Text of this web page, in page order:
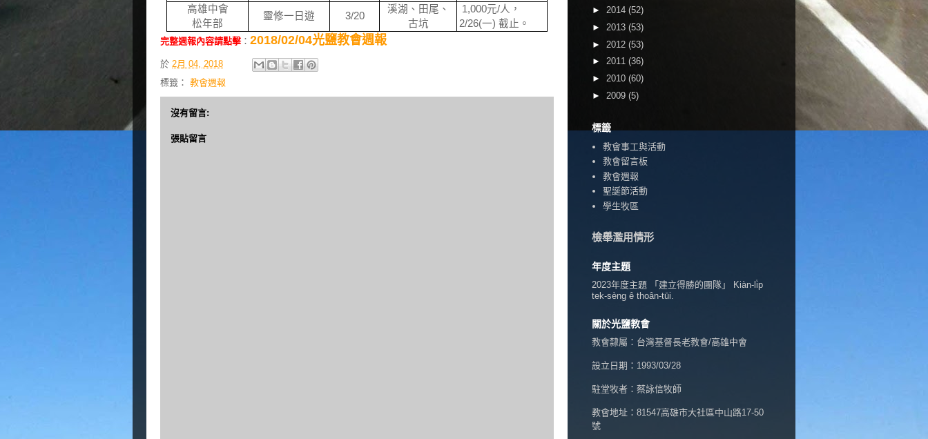
高雄中會
松年部
靈修一日遊 3/20
溪湖、田尾、
古坑
1,000元/人，
2/26(一)截止。
完整週報內容請點擊： 2018/02/04光鹽教會週報
於 2月 04, 2018
標籤： 教會週報
沒有留言:
張貼留言
► 2014 (52)
► 2013 (53)
► 2012 (53)
► 2011 (36)
► 2010 (60)
► 2009 (5)
標籤
教會事工與活動
教會留言板
教會週報
聖誕節活動
學生牧區
檢舉濫用情形
年度主題
2023年度主題 「建立得勝的團隊」 Kiàn-li̍p
tek-sèng ê thoân-tūi.
關於光鹽教會
教會隸屬：台灣基督長老教會/高雄中會
設立日期：1993/03/28
駐堂牧者：蔡詠信牧師
教會地址： 81547高雄市大社區中山路17-50
號